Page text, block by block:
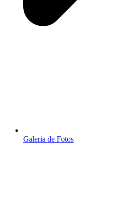
Galeria de Fotos